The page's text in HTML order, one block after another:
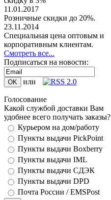
11.01.2017
Розничные скидки до 20%.
23.11.2014
Специальная цена оптовым и
корпоративным клиентам.
Смотреть все...
Подписаться на новости:
или
Голосование
Какой службой доставки Вам
удобнее всего получать заказы?
Курьером на дом/работу
Пункты выдачи PickPoint
Пункты выдачи Boxberry
Пункты выдачи IML
Пункты выдачи СДЭК
Пункты выдачи DPD
Почта России / EMSPost